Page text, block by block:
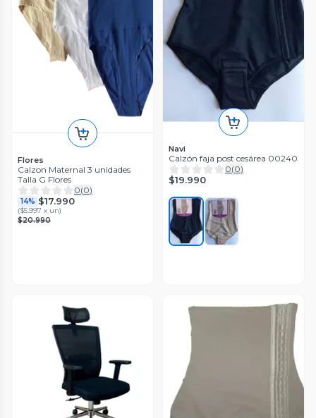
Flores
Calzon Maternal 3 unidades
Talla G Flores
0(0)
14% $17.990
($5.997 x un)
$20.990
Navi
Calzón faja post cesárea 00240
0(0)
$19.990